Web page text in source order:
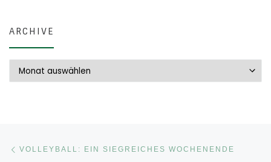
ARCHIVE
Beitragsnavigation
VOLLEYBALL: EIN SIEGREICHES WOCHENENDE